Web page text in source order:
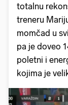
totalnu
treneru
momčad u
pa je doveo
poletni i
kojima je